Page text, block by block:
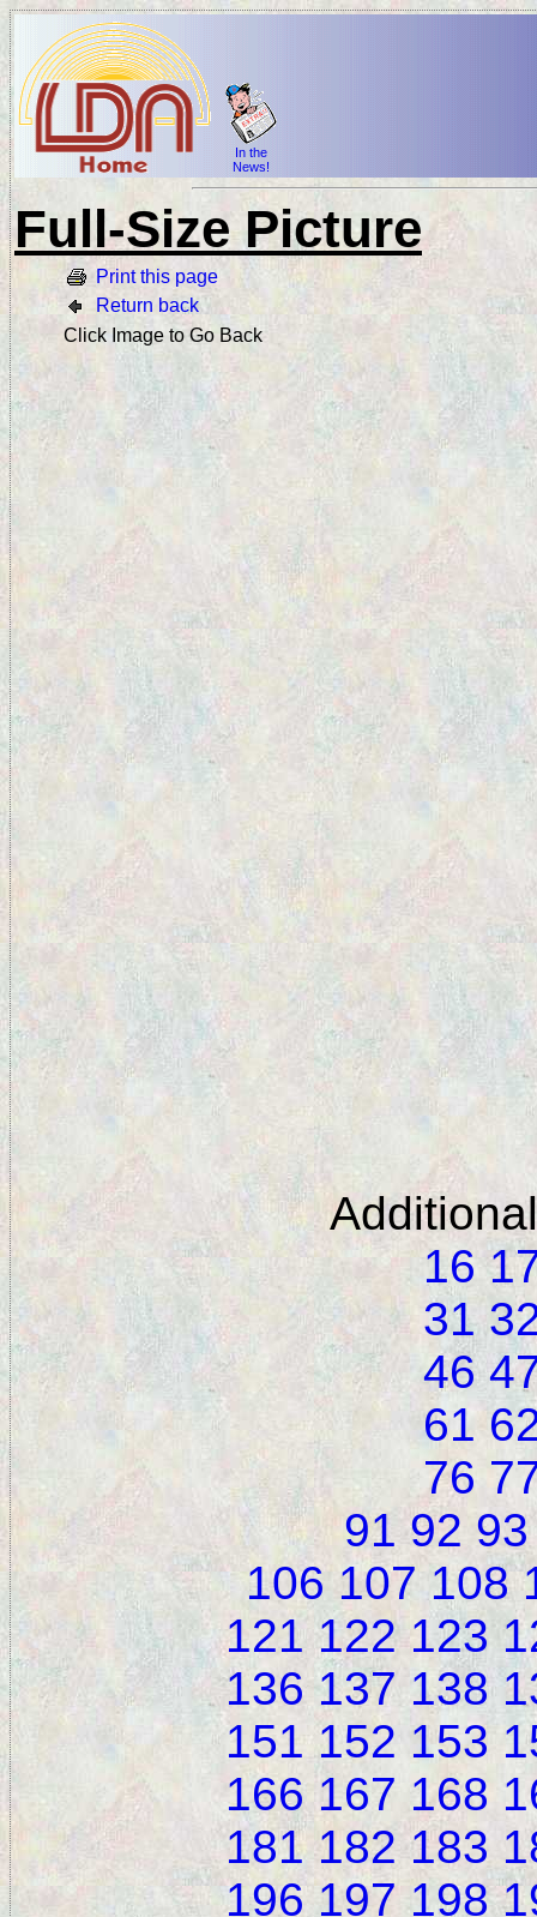
In the
News!
Full-Size Picture
Print this page
Return back
Click Image to Go Back
16
31
46
61
76
91 92 93
106 107 108
121 122 123
136 137 138
151 152 153
166 167 168
181 182 183
196 197 198